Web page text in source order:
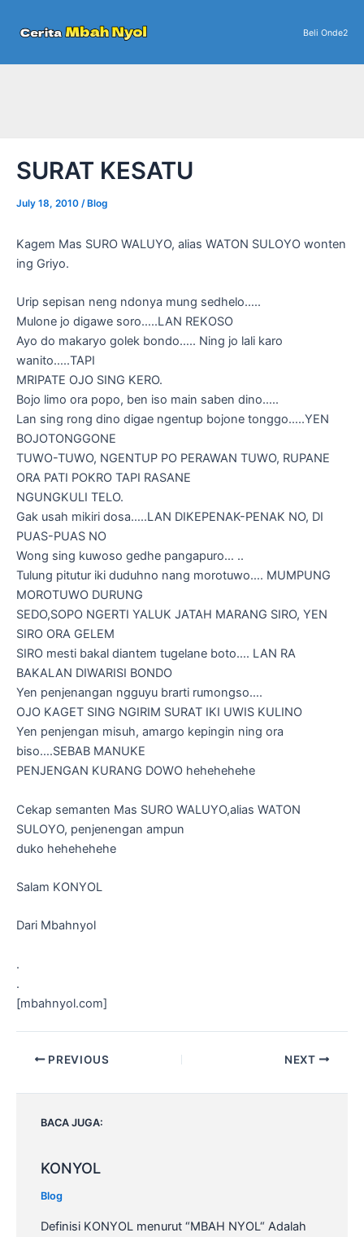
Beli Onde2
SURAT KESATU
July 18, 2010 /Blog
Kagem Mas SURO WALUYO, alias WATON SULOYO wonten
ing Griyo.
Urip sepisan neng ndonya mung sedhelo…..
Mulone jo digawe soro…..LAN REKOSO
Ayo do makaryo golek bondo….. Ning jo lali karo
wanito…..TAPI
MRIPATE OJO SING KERO.
Bojo limo ora popo, ben iso main saben dino…..
Lan sing rong dino digae ngentup bojone tonggo…..YEN
BOJOTONGGONE
TUWO-TUWO, NGENTUP PO PERAWAN TUWO, RUPANE
ORA PATI POKRO TAPI RASANE
NGUNGKULI TELO.
Gak usah mikiri dosa…..LAN DIKEPENAK-PENAK NO, DI
PUAS-PUAS NO
Wong sing kuwoso gedhe pangapuro… ..
Tulung pitutur iki duduhno nang morotuwo…. MUMPUNG
MOROTUWO DURUNG
SEDO,SOPO NGERTI YALUK JATAH MARANG SIRO, YEN
SIRO ORA GELEM
SIRO mesti bakal diantem tugelane boto…. LAN RA
BAKALAN DIWARISI BONDO
Yen penjenangan ngguyu brarti rumongso….
OJO KAGET SING NGIRIM SURAT IKI UWIS KULINO
Yen penjengan misuh, amargo kepingin ning ora
biso….SEBAB MANUKE
PENJENGAN KURANG DOWO hehehehehe
Cekap semanten Mas SURO WALUYO,alias WATON
SULOYO, penjenengan ampun
duko hehehehehe
Salam KONYOL
Dari Mbahnyol
.
.
[mbahnyol.com]
Post PREVIOUS NEXT
BACA JUGA:
KONYOL
Blog
Definisi KONYOL menurut “MBAH NYOL“ Adalah